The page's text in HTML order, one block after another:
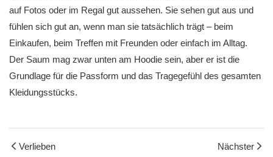
auf Fotos oder im Regal gut aussehen. Sie sehen gut aus und
fühlen sich gut an, wenn man sie tatsächlich trägt – beim
Einkaufen, beim Treffen mit Freunden oder einfach im Alltag.
Der Saum mag zwar unten am Hoodie sein, aber er ist die
Grundlage für die Passform und das Tragegefühl des gesamten
Kleidungsstücks.
Verlieben Nächster